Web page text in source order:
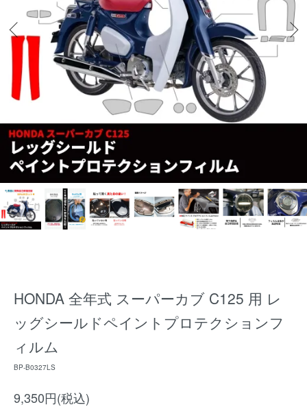
HONDA 全年式 スーパーカブ C125 用 レ
ッグシールドペイントプロテクションフ
ィルム
BP-B0327LS
9,350円(税込)